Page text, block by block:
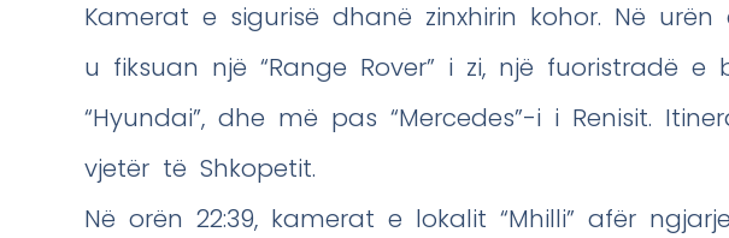
Kamerat e sigurisë dhanë zinxhirin kohor. Në urën
u fiksuan një “Range Rover” i zi, një fuoristradë e
“Hyundai”, dhe më pas “Mercedes”-i i Renisit.
vjetër të Shkopetit.
Në orën 22:39, kamerat e lokalit “Mhilli” afër